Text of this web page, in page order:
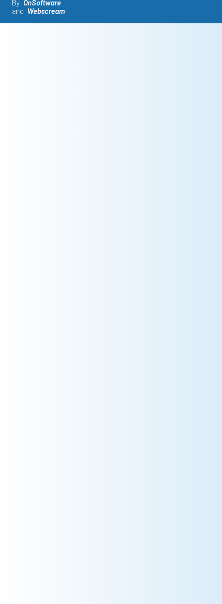
By OnSoftware
and Webscream